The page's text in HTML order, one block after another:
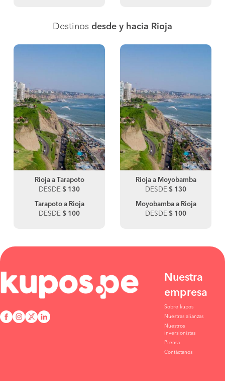
Destinos desde y hacia Rioja
Rioja a Tarapoto
DESDE $ 130
Tarapoto a Rioja
DESDE $ 100
Rioja a Moyobamba
DESDE $ 130
Moyobamba a Rioja
DESDE $ 100
Nuestra
empresa
Sobre kupos
Nuestras alianzas
Nuestros
inversionistas
Prensa
Contáctanos